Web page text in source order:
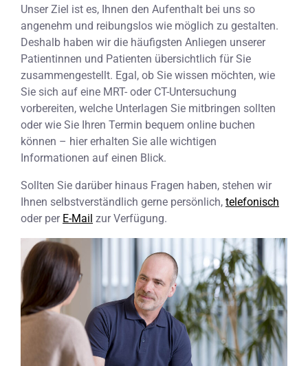
Unser Ziel ist es, Ihnen den Aufenthalt bei uns so
angenehm und reibungslos wie möglich zu gestalten.
Deshalb haben wir die häufigsten Anliegen unserer
Patientinnen und Patienten übersichtlich für Sie
zusammengestellt. Egal, ob Sie wissen möchten, wie
Sie sich auf eine MRT- oder CT-Untersuchung
vorbereiten, welche Unterlagen Sie mitbringen sollten
oder wie Sie Ihren Termin bequem online buchen
können – hier erhalten Sie alle wichtigen
Informationen auf einen Blick.
Sollten Sie darüber hinaus Fragen haben, stehen wir
Ihnen selbstverständlich gerne persönlich, telefonisch
oder per E-Mail zur Verfügung.